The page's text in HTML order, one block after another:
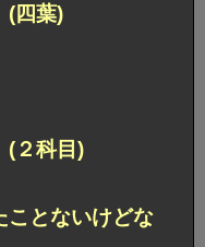
(四葉)
(２科目)
ことないけどな